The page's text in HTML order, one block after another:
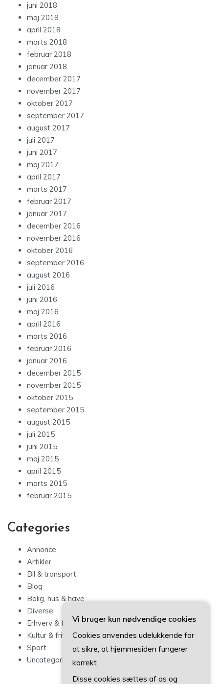
juni 2018
maj 2018
april 2018
marts 2018
februar 2018
januar 2018
december 2017
november 2017
oktober 2017
september 2017
august 2017
juli 2017
juni 2017
maj 2017
april 2017
marts 2017
februar 2017
januar 2017
december 2016
november 2016
oktober 2016
september 2016
august 2016
juli 2016
juni 2016
maj 2016
april 2016
marts 2016
februar 2016
januar 2016
december 2015
november 2015
oktober 2015
september 2015
august 2015
juli 2015
juni 2015
maj 2015
april 2015
marts 2015
februar 2015
Categories
Annonce
Artikler
Bil & transport
Blog
Bolig, hus & have
Diverse
Erhverv & forbrug
Kultur & fritid
Sport
Uncategorized
Vi bruger kun nødvendige cookies
Cookies anvendes udelukkende for
at sikre, at hjemmesiden fungerer
korrekt.
Disse cookies sættes af os og